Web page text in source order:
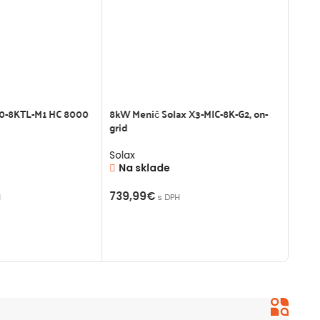
8KTL-M1 HC 8000 8kW Menič Solax X3-MIC-8K-G2, on-
grid
Solax
Na sklade
739,99€s DPH